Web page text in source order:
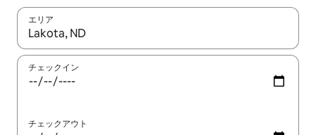
エリア
検索結果が表示されたら、上下の矢印キーを使って移動するか
チェックイン
チェックアウト